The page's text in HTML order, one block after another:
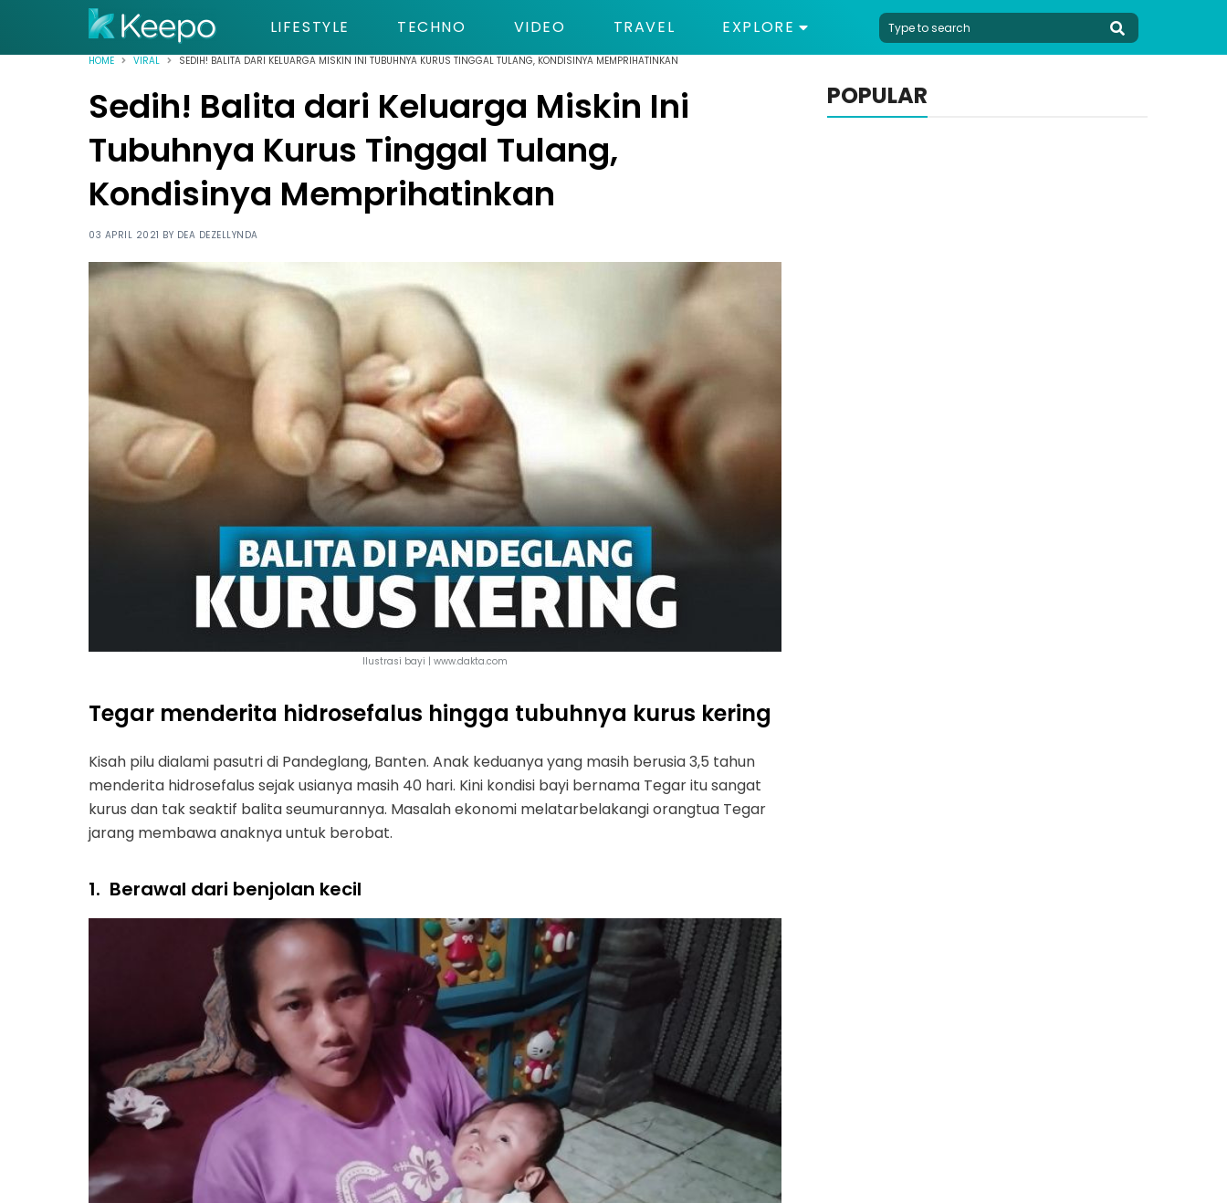
LIFESTYLE TECHNO VIDEO TRAVEL EXPLORE
HOME VIRAL SEDIH! BALITA DARI KELUARGA MISKIN INI TUBUHNYA KURUS TINGGAL TULANG, KONDISINYA MEMPRIHATINKAN
Sedih! Balita dari Keluarga Miskin Ini
Tubuhnya Kurus Tinggal Tulang,
Kondisinya Memprihatinkan
03 APRIL 2021 BY DEA DEZELLYNDA
Ilustrasi bayi | www.dakta.com
Tegar menderita hidrosefalus hingga tubuhnya kurus kering
Kisah pilu dialami pasutri di Pandeglang, Banten. Anak keduanya yang masih berusia 3,5 tahun
menderita hidrosefalus sejak usianya masih 40 hari. Kini kondisi bayi bernama Tegar itu sangat
kurus dan tak seaktif balita seumurannya. Masalah ekonomi melatarbelakangi orangtua Tegar
jarang membawa anaknya untuk berobat.
1. Berawal dari benjolan kecil
POPULAR